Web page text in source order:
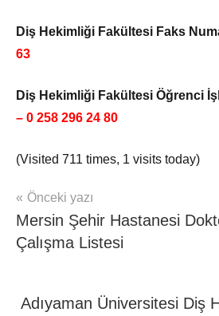
Diş Hekimliği Fakültesi Faks
63
Diş Hekimliği Fakültesi Öğrenci
– 0 258 296 24 80
(Visited 711 times, 1 visits today)
mhrs
Yazı
gezinmesi
Önceki yazı
Mersin Şehir Hastanesi
Çalışma Listesi
Adıyaman Üniversitesi Diş